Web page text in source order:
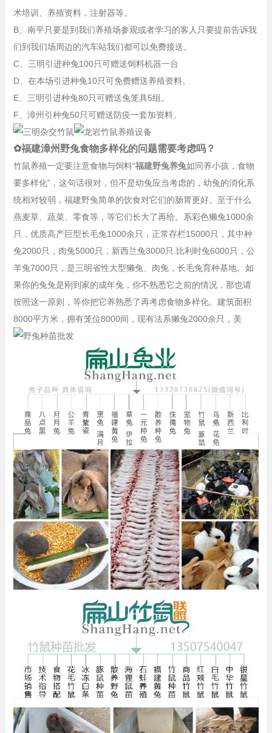
术培训、养殖资料，注射器等。
B、南平只要是到我们养殖场参观或者学习的客人只要提前告诉我
们到我们场周边的汽车站我们都可以免费接送。
C、三明引进种兔100只可赠送饲料机器一台
D、在本场引进种兔10只可免费赠送养殖资料。
E、三明引进种兔80只可赠送兔笼具5组。
F、漳州引种兔50只可赠送防疫一套加资料。
✿福建漳州野兔食物多样化的问题需要考虑吗？
竹鼠养殖一定要注意食物与饲料“福建野兔养兔如同养小孩，食物
要多样化”，这句话很对，但不是幼兔应当考虑的，幼兔的消化系
统相对较弱，福建野兔简单的饮食对它们的肠胃更好。至于什么
燕麦草、蔬菜、零食等，等它们长大了再给。系彩色獭兔1000余
只，优质高产巨型长毛兔1000余只，正常存栏15000只，其中种
兔2000只，肉兔5000只，新西兰兔3000只.比利时兔6000只，公
羊兔7000只，是三明省性大型獭兔、肉兔，长毛兔育种基地。如
果你的兔兔是刚到家的成年兔，你不熟悉它之前的情况，那也请
按照这一原则，等你把它养熟悉了再考虑食物多样化。建筑面积
8000平方米，拥有笼位8000间，现有法系獭兔2000余只，美